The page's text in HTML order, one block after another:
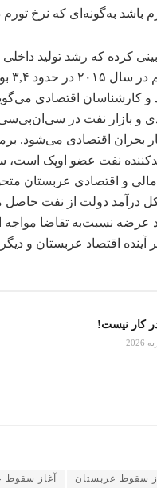
در سال ٢٠١۶ به ٣,٩درصد برسد؛ این رقم در سال
و کارشناسان اقتصادی
بحران اقتصادی می‌شود.
نفت عضو اوپک است،
و ١٠ درصد کل درآمد دولت
عرضه نسبت‌به تقاضا
اقتصاد عربستان و
کار نیست!
آغاز سقوط